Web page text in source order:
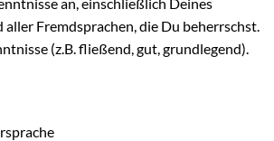
an, einschließlich Deines
Fremdsprachen, die Du beherrschst.
(z.B. fließend, gut, grundlegend).